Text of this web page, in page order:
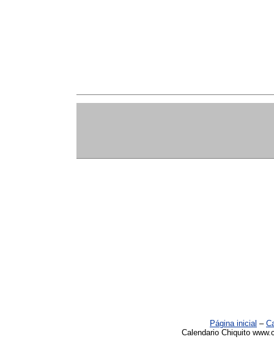
Página inicial –
Calendario Chiquito